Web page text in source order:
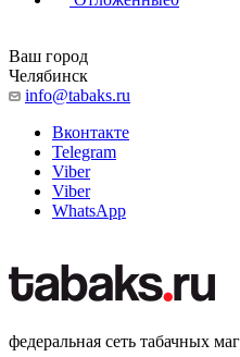
Ваш город
Челябинск
info@tabaks.ru
Вконтакте
Telegram
Viber
Viber
WhatsApp
федеральная сеть табачных